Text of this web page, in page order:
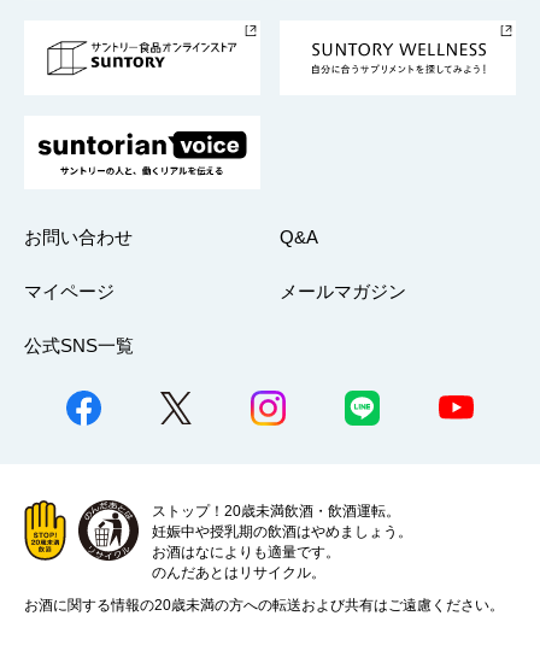
採用情報
お問い合わせ Q&A
マイページ メールマガジン
公式SNS一覧
ストップ！20歳未満飲酒・飲酒運転。
妊娠中や授乳期の飲酒はやめましょう。
お酒はなによりも適量です。
のんだあとはリサイクル。
お酒に関する情報の20歳未満の方への転送および共有はご遠慮ください。